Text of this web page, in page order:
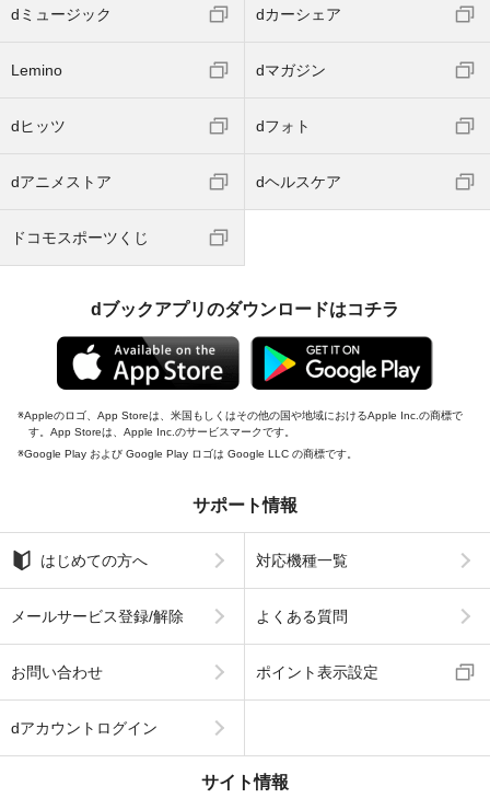
dミュージック dカーシェア
Lemino dマガジン
dヒッツ dフォト
dアニメストア dヘルスケア
ドコモスポーツくじ
dブックアプリのダウンロードはコチラ
Appleのロゴ、App Storeは、米国もしくはその他の国や地域におけるApple Inc.の商標で
す。App Storeは、Apple Inc.のサービスマークです。
Google Play および Google Play ロゴは Google LLC の商標です。
サポート情報
はじめての方へ 対応機種一覧
メールサービス登録/解除 よくある質問
お問い合わせ ポイント表示設定
dアカウントログイン
サイト情報